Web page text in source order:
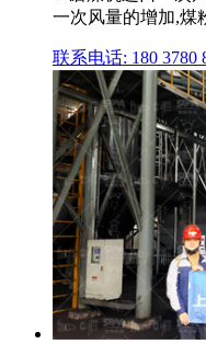
一次风量的增加,煤
联系电话: 180 3780